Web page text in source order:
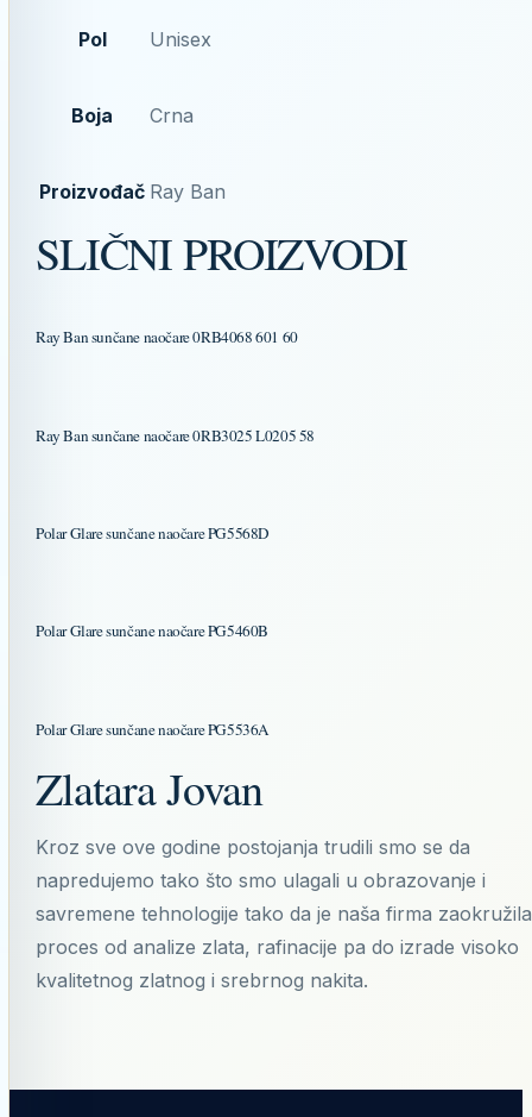
Pol Unisex
Boja Crna
Proizvođač Ray Ban
SLIČNI PROIZVODI
Ray Ban sunčane naočare 0RB4068 601 60
Ray Ban sunčane naočare 0RB3025 L0205 58
Polar Glare sunčane naočare PG5568D
Polar Glare sunčane naočare PG5460B
Polar Glare sunčane naočare PG5536A
Zlatara Jovan
Kroz sve ove godine postojanja trudili smo se da
napredujemo tako što smo ulagali u obrazovanje i
savremene tehnologije tako da je naša firma zaokružila
proces od analize zlata, rafinacije pa do izrade visoko
kvalitetnog zlatnog i srebrnog nakita.